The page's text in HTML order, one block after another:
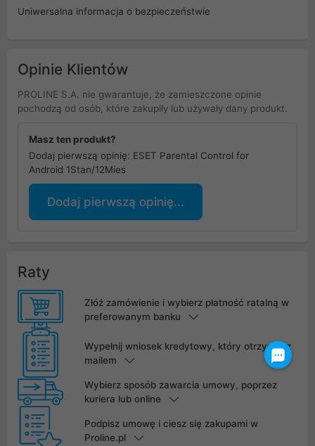
Uniwersalna informacja o bezpieczeństwie
Opinie Klientów
PROLINE S.A. nie gwarantuje, że zamieszczone opinie
pochodzą od osób, które zakupiły lub używały dany produkt.
Masz ten produkt?
Dodaj pierwszą opinię: ESET Parental Control for
Android 1Stan/12Mies
Dodaj pierwszą opinię...
Raty
Złóż zamówienie i wybierz płatność ratalną w
preferowanym banku
Wypełnij wniosek kredytowy, który otrzymasz
mailem
Wybierz sposób zawarcia umowy, poprzez
kuriera lub online
Podpisz umowę i ciesz się zakupami w
Proline.pl